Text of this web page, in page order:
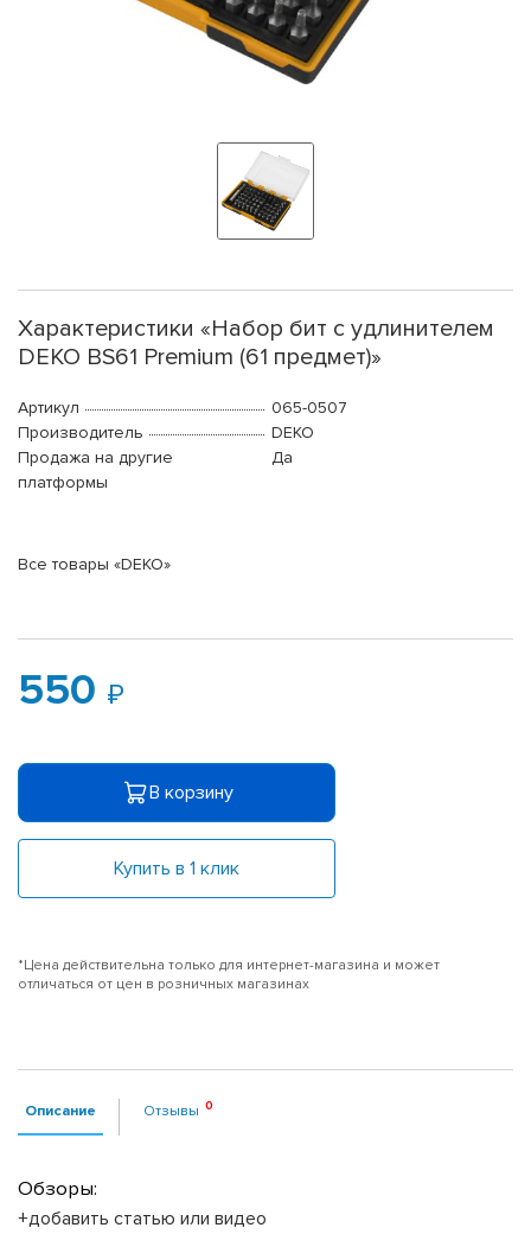
Характеристики «Набор бит с удлинителем
DEKO BS61 Premium (61 предмет)»
Артикул
065-0507
Производитель
DEKO
Продажа на другие
платформы
Да
Все товары «DEKO»
550
В корзину
Купить в 1 клик
*Цена действительна только для интернет-магазина и может
отличаться от цен в розничных магазинах
Описание Отзывы
Обзоры:
+добавить статью или видео